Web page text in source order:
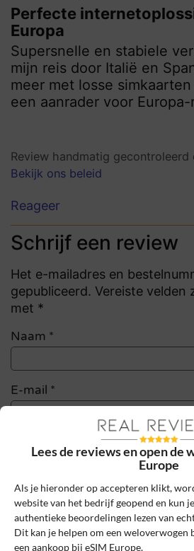
Perfecte
Europa
Supersnelle en stabiele
mijn reis door Italië en
meer met losse
een aanrader voor
Review handmatig gecontroleerd
Bekijk ons beleid
Reageer
Schrijf een review
Het e-mailadres en
gepubliceerd. Vereiste velden
met *
Naam *
E-mail *
Bestelnummer
Review Titel *
Lees de reviews en open de
Europe
Als je hieronder op accepteren klikt,
website van het bedrijf geopend en kun
authentieke beoordelingen lezen van
Dit kan je helpen om een weloverwogen
een aankoop bij eSIM Europe.